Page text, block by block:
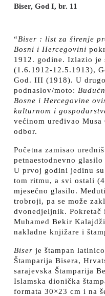
Biser, God I, br. 11
“Biser : list za širenje
Bosni i Hercegovini
1912. godine. Izlazio je
(1.6.1912-12.5.1913),
God. III (1918). U
podnaslov/moto:
Bosne i Hercegovine
kulturnom i
većinom uređivao
odbor.
Početna zamisao
petnaestodnevno
U prvoj godini jedinu
tom ritmu, a svi ostali
mjesečno glasilo.
trobroji, pa se može
dvonedjeljnik. Pokretač
Muhamed Bekir
nakladne knjižare i
Biser je štampan
Štamparija Bisera,
sarajevska Štamparija
Islamska dionička
formata 30×23 cm i na